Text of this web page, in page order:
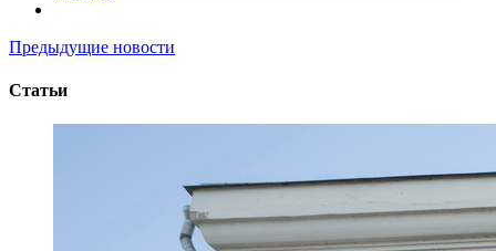
Предыдущие новости
Статьи